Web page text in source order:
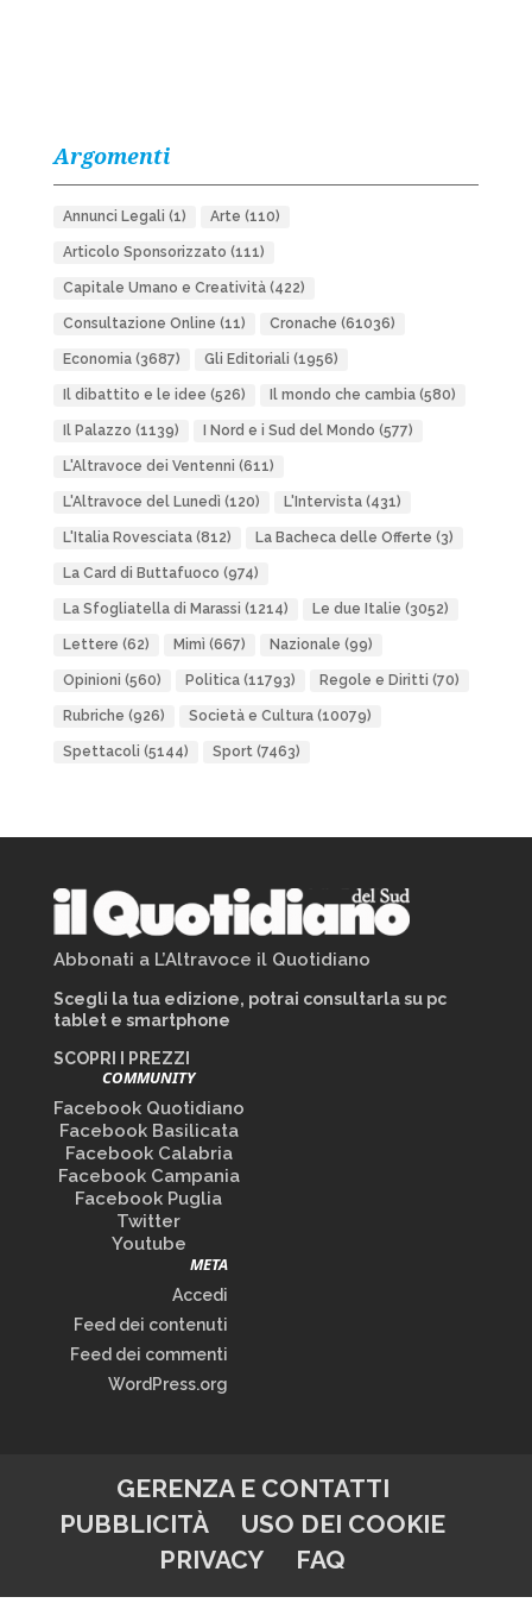
Argomenti
Annunci Legali (1) Arte (110)
Articolo Sponsorizzato (111)
Capitale Umano e Creatività(422)
Consultazione Online (11) Cronache (61036)
Economia(3687) Gli Editoriali (1956)
Il dibattito e le idee (526) Il mondo che cambia(580)
Il Palazzo (1139) I Nord e i Sud del Mondo (577)
L'Altravoce dei Ventenni (611)
L'Altravoce del Lunedì (120) L'Intervista(431)
L'Italia Rovesciata(812) La Bacheca delle Offerte (3)
La Card di Buttafuoco (974)
La Sfogliatella di Marassi (1214) Le due Italie (3052)
Lettere (62) Mimì (667) Nazionale (99)
Opinioni (560) Politica(11793) Regole e Diritti (70)
Rubriche (926) Società e Cultura(10079)
Spettacoli (5144) Sport(7463)
Abbonati a L’Altravoce il Quotidiano
Scegli la tua edizione, potrai consultarla su pc
tablet e smartphone
SCOPRI I PREZZI
COMMUNITY
Facebook Quotidiano
Facebook Basilicata
Facebook Calabria
Facebook Campania
Facebook Puglia
Twitter
Youtube
META
Accedi
Feed dei contenuti
Feed dei commenti
WordPress.org
GERENZA E CONTATTI
PUBBLICITÀ
USO DEI COOKIE
PRIVACY
FAQ